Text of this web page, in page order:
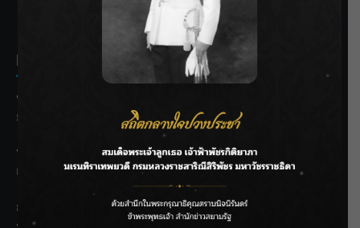
THE BEST ENTERTAINMENT
Recent Posts
ชลประทานเชียงใหม่เร่งพร่องน้ำแม่น้ำปิง รับมวลน้ำเหนือ ย้ำ
ยังไม่ล้นตลิ่ง
ฟาดลุคใหม่! “แบม พิชญานิน” แดนซ์สับทุกจังหวะ ชวนแฟนๆ
แกะท่า #นอกจอนอกใจ
กรมชลฯ รับฟังประชาชน ติดตามแก้ปัญหาโครงการประตู